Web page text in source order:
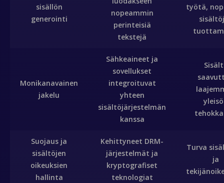
Sobre mí
Videobook
sisällön
generointi
nopeammin
perinteisiä
tekstejä
työtä,
Monikanavainen
jakelu
Sähkeaineet ja
sovellukset
integroituvat
yhteen
sisältöjärjestelmän
kanssa
Suojaus ja
sisältöjen
oikeuksien
hallinta
Kehittyneet DRM-
järjestelmät ja
kryptografiset
teknologiat
Turva
ja